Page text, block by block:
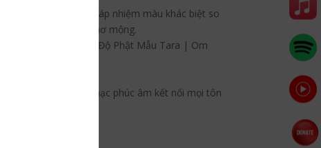
âm thanh Phật Pháp nhiệm màu khác biệt so
an vui và không mơ mộng.
Thần Chú Bạch Độ Phật Mẫu Tara | Om
tấu không lời, nhạc phúc âm kết nối mọi tôn